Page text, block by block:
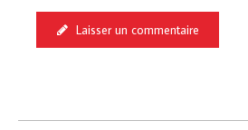
Laisser un commentaire